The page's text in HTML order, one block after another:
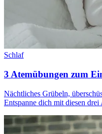
Schlaf
3 Atemübungen zum
Nächtliches Grübeln,
Entspanne dich mit diesen